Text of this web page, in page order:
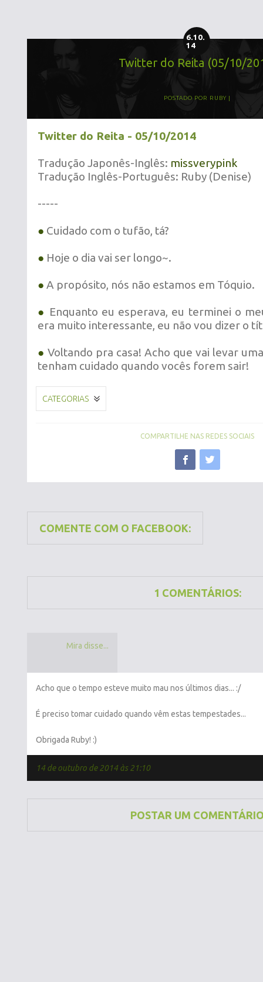
6.10.
14
Twitter do Reita (05/10/
POSTADO POR RUBY
Twitter do Reita - 05/10/2014
Tradução Japonês-Inglês: missverypink
Tradução Inglês-Português: Ruby (Denise)
-----
● Cuidado com o tufão, tá?
● Hoje o dia vai ser longo~.
● A propósito, nós não estamos em Tóquio.
● Enquanto eu esperava, eu terminei o
era muito interessante, eu não vou dizer o
● Voltando pra casa! Acho que vai levar
tenham cuidado quando vocês forem sair!
CATEGORIAS
COMPARTILHE NAS REDES SOCIAIS
COMENTE COM O FACEBOOK:
1 COMENTÁRIOS:
Mira disse...
Acho que o tempo esteve muito mau nos últimos dias... :/
É preciso tomar cuidado quando vêm estas tempestades...
Obrigada Ruby! :)
14 de outubro de 2014 às 21:10
POSTAR UM